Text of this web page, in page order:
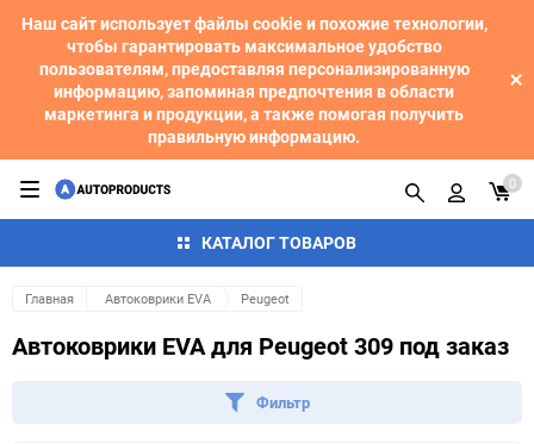
Наш сайт использует файлы cookie и похожие технологии,
чтобы гарантировать максимальное удобство
пользователям, предоставляя персонализированную
информацию, запоминая предпочтения в области
маркетинга и продукции, а также помогая получить
правильную информацию.
КАТАЛОГ ТОВАРОВ
0
Главная Автоковрики EVA Peugeot
Автоковрики EVA для Peugeot 309 под заказ
Фильтр